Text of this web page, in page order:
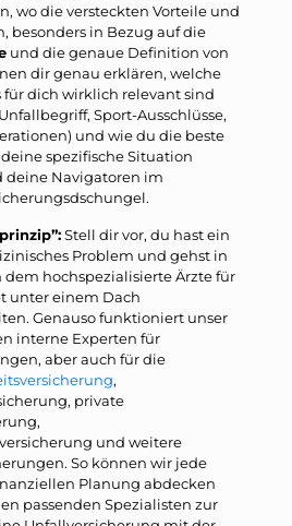
wo die versteckten Vorteile und
besonders in Bezug auf die
und die genaue Definition von
dir genau erklären, welche
für dich wirklich relevant sind
Sport-Ausschlüsse,
und wie du die beste
spezifische Situation
deine Navigatoren im
Stell dir vor, du hast ein
Problem und gehst in
dem hochspezialisierte Ärzte für
unter einem Dach
Genauso funktioniert unser
interne Experten für
aber auch für die
,
private
und weitere
So können wir jede
Planung abdecken
passenden Spezialisten zur